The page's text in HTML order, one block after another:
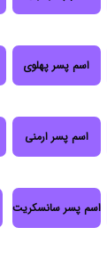
اسم پسر پهلوی
اسم پسر ارمنی
اسم پسر سانسکریت